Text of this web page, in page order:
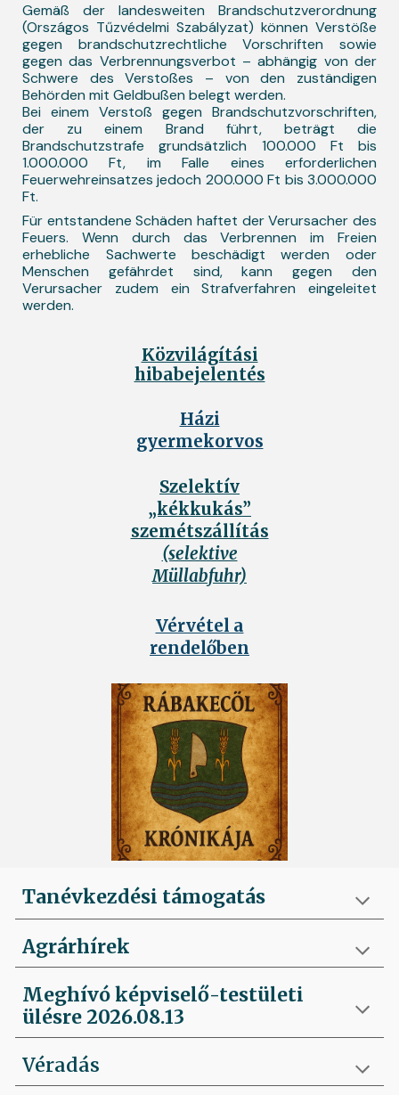
Gemäß der landesweiten Brandschutzverordnung
(Országos Tűzvédelmi Szabályzat) können Verstöße
gegen brandschutzrechtliche Vorschriften sowie
gegen das Verbrennungsverbot – abhängig von der
Schwere des Verstoßes – von den zuständigen
Behörden mit Geldbußen belegt werden.
Bei einem Verstoß gegen Brandschutzvorschriften,
der zu einem Brand führt, beträgt die
Brandschutzstrafe grundsätzlich 100.000 Ft bis
1.000.000 Ft, im Falle eines erforderlichen
Feuerwehreinsatzes jedoch 200.000 Ft bis 3.000.000
Ft.
Für entstandene Schäden haftet der Verursacher des
Feuers. Wenn durch das Verbrennen im Freien
erhebliche Sachwerte beschädigt werden oder
Menschen gefährdet sind, kann gegen den
Verursacher zudem ein Strafverfahren eingeleitet
werden.
Közvilágítási
hibabejelentés
Házi
gyermekorvos
Szelektív
„kékkukás”
szemétszállítás
(selektive
Müllabfuhr)
Vérvétel a
rendelőben
Tanévkezdési támogatás
Agrárhírek
Meghívó képviselő-testületi
ülésre 2026.08.13
Véradás